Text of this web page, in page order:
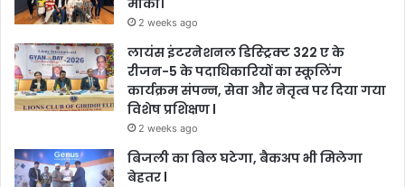
2 weeks ago
लायंस इंटरनेशनल डिस्ट्रिक्ट 322 ए के
रीजन-5 के पदाधिकारियों का स्कूलिंग
कार्यक्रम संपन्न, सेवा और नेतृत्व पर दिया गया
विशेष प्रशिक्षण l
2 weeks ago
बिजली का बिल घटेगा, बैकअप भी मिलेगा
बेहतर l